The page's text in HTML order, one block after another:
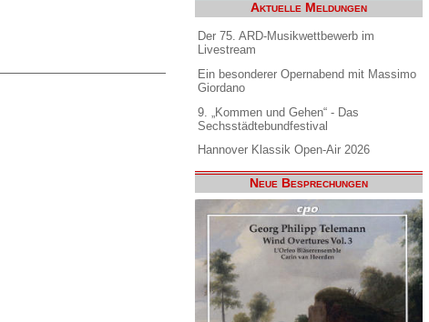
Aktuelle Meldungen
Der 75. ARD-Musikwettbewerb im
Livestream
Ein besonderer Opernabend mit Massimo
Giordano
9. „Kommen und Gehen“ - Das
Sechsstädtebundfestival
Hannover Klassik Open-Air 2026
Neue Besprechungen